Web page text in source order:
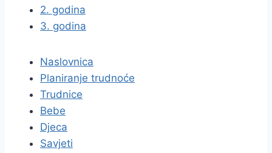
2. godina
3. godina
Naslovnica
Planiranje trudnoće
Trudnice
Bebe
Djeca
Savjeti